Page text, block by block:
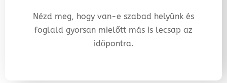
Nézd meg, hogy van-e szabad helyünk és
foglald gyorsan mielőtt más is lecsap az
időpontra.